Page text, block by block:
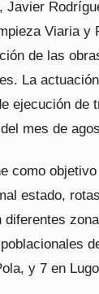
Javier
Viaria y
de las
La
ejecución de
mes de
como
estado,
y 7 en